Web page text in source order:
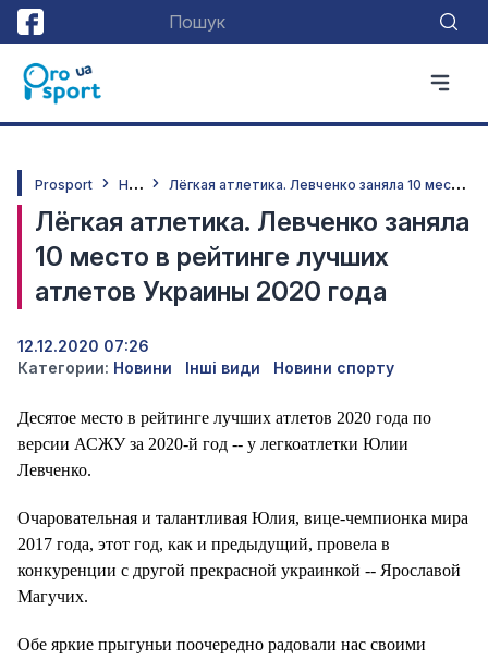
Prosport Н
овини Л
ёгкая атлетика. Левченко заняла 10 место в рейтинге лучших атлетов Украины 2020 года
Лёгкая атлетика. Левченко заняла
10 место в рейтинге лучших
атлетов Украины 2020 года
12.12.2020 07:26
Категории: Новини Інші види Новини спорту
Десятое место в рейтинге лучших атлетов 2020 года по
версии АСЖУ за 2020-й год -- у легкоатлетки Юлии
Левченко.
Очаровательная и талантливая Юлия, вице-чемпионка мира
2017 года, этот год, как и предыдущий, провела в
конкуренции с другой прекрасной украинкой -- Ярославой
Магучих.
Обе яркие прыгуньи поочередно радовали нас своими